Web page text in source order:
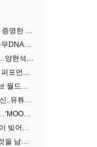
‘6주년’ 트레저, 압도적 실력으로 증명한 ‘YG의 보물’ 진가
‘서태지와 아이들’부터 탑재한 안무DNA…양현석, YG 퍼포먼스 비디오 70억 뷰 신화의 시작
YG 퍼포먼스 영상 69편 70억뷰…양현석 제작 철학 통했다
“69편·70억 뷰 기적” 양현석, YG 퍼포먼스 비디오 100% 직접 만든 이유
베이비몬스터, 또 일냈다…유튜브 월드와이드 1위
베이비몬스터, 뱀파이어 파격 변신..유튜브 트렌딩 1위 직행
베이비몬스터, 뱀파이어로 변신…‘MOON’으로 찍은 3개월 프로젝트
“최초·최다·최단” YG, 30년 뚝심이 빚어낸 K팝 투어의 새 지평
YG 30주년, K팝 공연계에 어떤 것을 남겼나